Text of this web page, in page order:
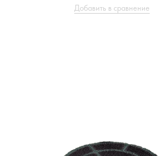
Добавить в сравнение